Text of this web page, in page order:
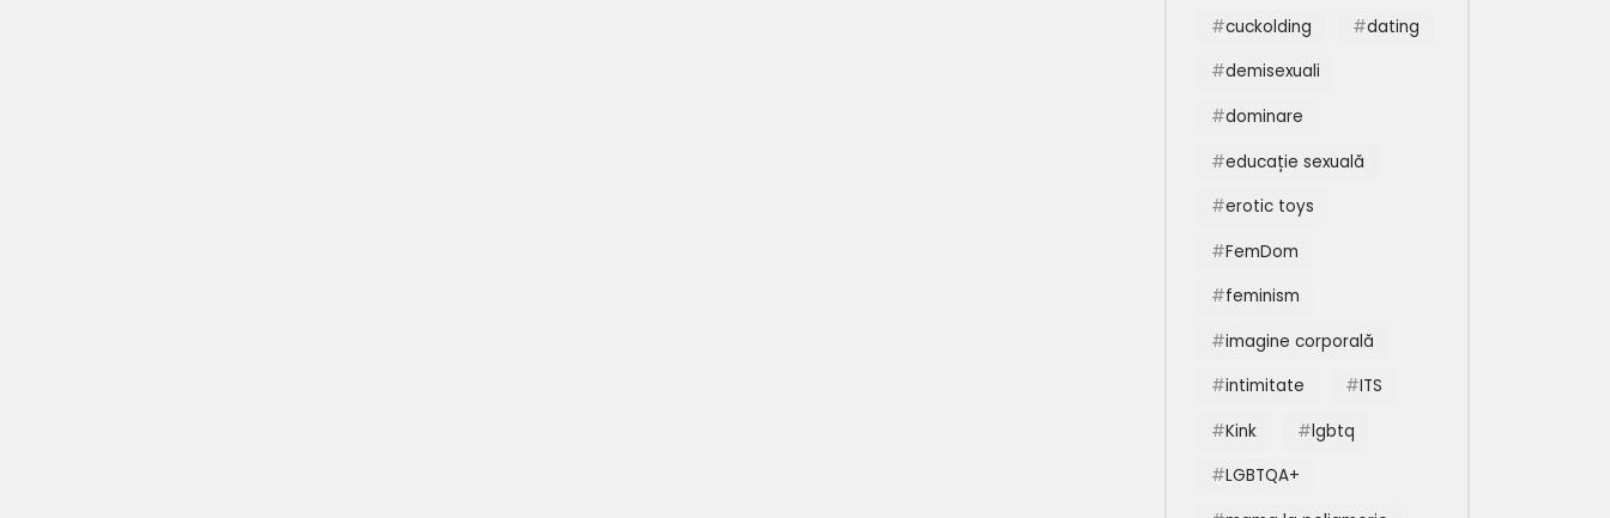
cuckolding
dating
demisexuali
dominare
educație sexuală
erotic toys
FemDom
feminism
imagine corporală
intimitate
ITS
Kink
lgbtq
LGBTQA+